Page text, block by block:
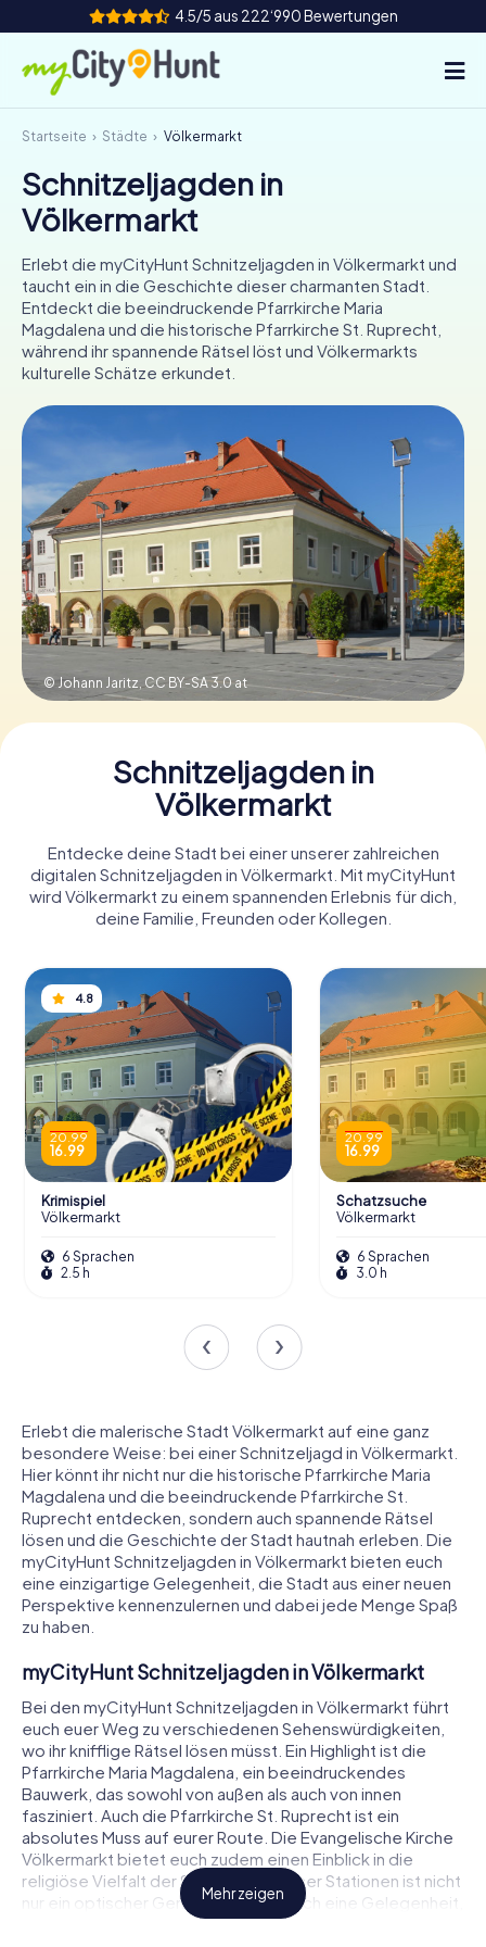
4.5/5 aus 222‘990 Bewertungen
So funktioniert's
Städte
Teamevent
Tickets
NL
Tickets buchen
Gutscheine bestellen
Startseite Städte Völkermarkt
Schnitzeljagden in
Völkermarkt
Erlebt die myCityHunt Schnitzeljagden in Völkermarkt und
taucht ein in die Geschichte dieser charmanten Stadt.
Entdeckt die beeindruckende Pfarrkirche Maria
Magdalena und die historische Pfarrkirche St. Ruprecht,
während ihr spannende Rätsel löst und Völkermarkts
kulturelle Schätze erkundet.
© Johann Jaritz, CC BY-SA 3.0 at
Schnitzeljagden in
Völkermarkt
Entdecke deine Stadt bei einer unserer zahlreichen
digitalen Schnitzeljagden in Völkermarkt. Mit myCityHunt
wird Völkermarkt zu einem spannenden Erlebnis für dich,
deine Familie, Freunden oder Kollegen.
4.8
20.99
16.99
Krimispiel
Völkermarkt
6 Sprachen
2.5 h
20.99
16.99
Schatzsuche
Völkermarkt
6 Sprachen
3.0 h
Erlebt die malerische Stadt Völkermarkt auf eine ganz
besondere Weise: bei einer Schnitzeljagd in Völkermarkt.
Hier könnt ihr nicht nur die historische Pfarrkirche Maria
Magdalena und die beeindruckende Pfarrkirche St.
Ruprecht entdecken, sondern auch spannende Rätsel
lösen und die Geschichte der Stadt hautnah erleben. Die
myCityHunt Schnitzeljagden in Völkermarkt bieten euch
eine einzigartige Gelegenheit, die Stadt aus einer neuen
Perspektive kennenzulernen und dabei jede Menge Spaß
zu haben.
myCityHunt Schnitzeljagden in Völkermarkt
Bei den myCityHunt Schnitzeljagden in Völkermarkt führt
euch euer Weg zu verschiedenen Sehenswürdigkeiten,
wo ihr knifflige Rätsel lösen müsst. Ein Highlight ist die
Pfarrkirche Maria Magdalena, ein beeindruckendes
Bauwerk, das sowohl von außen als auch von innen
fasziniert. Auch die Pfarrkirche St. Ruprecht ist ein
absolutes Muss auf eurer Route. Die Evangelische Kirche
Völkermarkt bietet euch zudem einen Einblick in die
religiöse Vielfalt der Stadt. Jede dieser Stationen ist nicht
nur ein optischer Genuss, sondern auch eine Gelegenheit,
euer Wissen und eure Kombinationsgabe unter Beweis zu
Mehr zeigen